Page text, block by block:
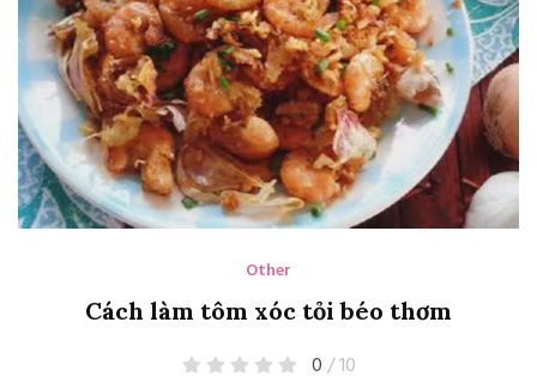
Other
Cách làm tôm xóc tỏi béo thơm
0/ 10